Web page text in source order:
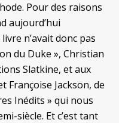
Pour des raisons
aujourd’hui
n’avait donc pas
du Duke », Christian
Slatkine, et aux
Françoise Jackson, de
Inédits » qui nous
siècle. Et c’est tant